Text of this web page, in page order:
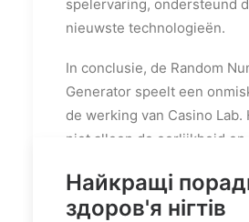
spelervaring, ondersteund
nieuwste technologieën.
In conclusie, de Random
Generator speelt een
de werking van Casino Lab.
niet alleen de eerlijkheid
speelervaring voor de
investeren in geavanceerde
Найкращі
здоров'я нігтів